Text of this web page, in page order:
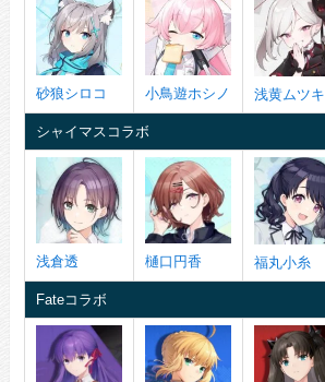
砂狼シロコ 小鳥遊ホシノ 浅黄ムツキ
シャイマスコラボ
浅倉透 樋口円香 福丸小糸
Fateコラボ